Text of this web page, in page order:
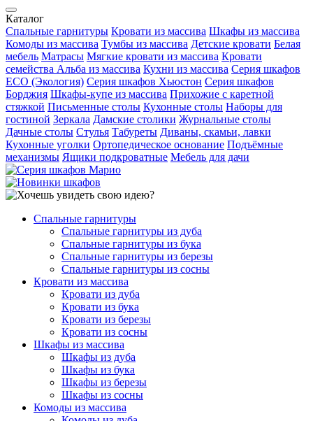
Каталог
Спальные гарнитуры Кровати из массива Шкафы из массива
Комоды из массива Тумбы из массива Детские кровати Белая
мебель Матрасы Мягкие кровати из массива Кровати
семейства Альба из массива Кухни из массива Серия шкафов
ECO (Экология) Серия шкафов Хьюстон Серия шкафов
Борджия Шкафы-купе из массива Прихожие с каретной
стяжкой Письменные столы Кухонные столы Наборы для
гостиной Зеркала Дамские столики Журнальные столы
Дачные столы Стулья Табуреты Диваны, скамьи, лавки
Кухонные уголки Ортопедическое основание Подъёмные
механизмы Ящики подкроватные Мебель для дачи
Спальные гарнитуры
Спальные гарнитуры из дуба
Спальные гарнитуры из бука
Спальные гарнитуры из березы
Спальные гарнитуры из сосны
Кровати из массива
Кровати из дуба
Кровати из бука
Кровати из березы
Кровати из сосны
Шкафы из массива
Шкафы из дуба
Шкафы из бука
Шкафы из березы
Шкафы из сосны
Комоды из массива